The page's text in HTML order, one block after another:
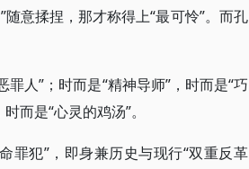
意揉捏，那才称得上“最可怜”。而孔
人”；时而是“精神导师”，时而是“巧
而是“心灵的鸡汤”。
罪犯”，即身兼历史与现行“双重反革